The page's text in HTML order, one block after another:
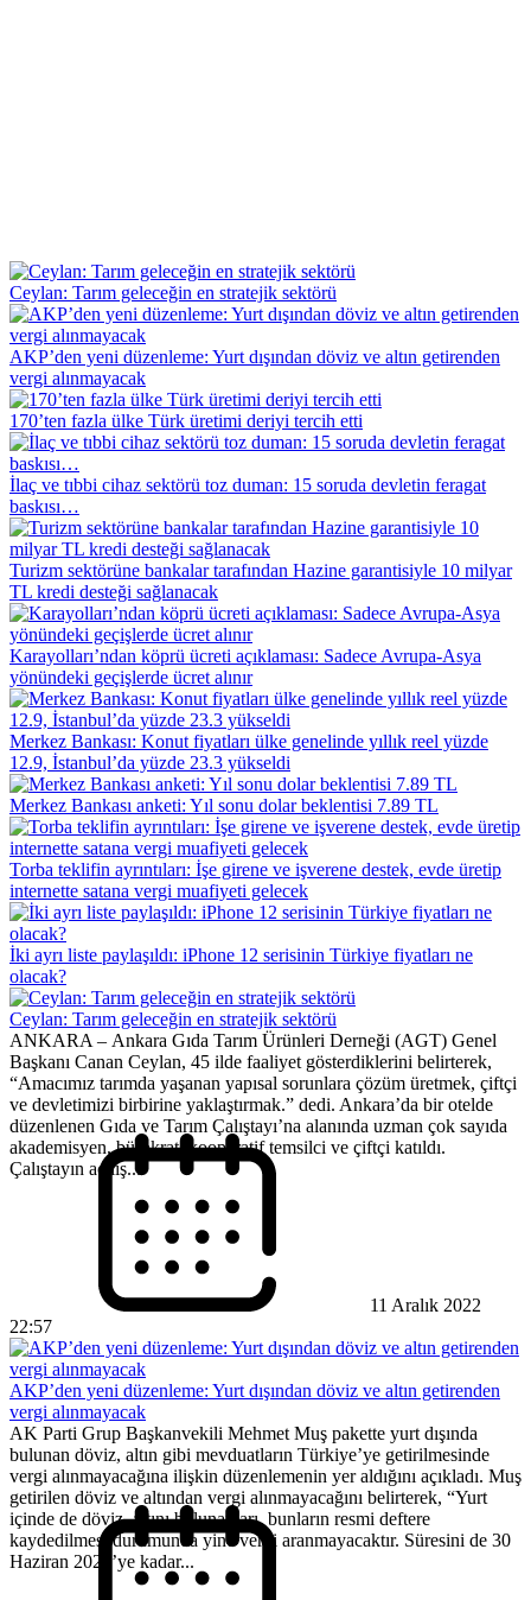
Ceylan: Tarım geleceğin en stratejik sektörü
AKP’den yeni düzenleme: Yurt dışından döviz ve altın getirenden
vergi alınmayacak
170’ten fazla ülke Türk üretimi deriyi tercih etti
İlaç ve tıbbi cihaz sektörü toz duman: 15 soruda devletin feragat
baskısı…
Turizm sektörüne bankalar tarafından Hazine garantisiyle 10 milyar
TL kredi desteği sağlanacak
Karayolları’ndan köprü ücreti açıklaması: Sadece Avrupa-Asya
yönündeki geçişlerde ücret alınır
Merkez Bankası: Konut fiyatları ülke genelinde yıllık reel yüzde
12.9, İstanbul’da yüzde 23.3 yükseldi
Merkez Bankası anketi: Yıl sonu dolar beklentisi 7.89 TL
Torba teklifin ayrıntıları: İşe girene ve işverene destek, evde üretip
internette satana vergi muafiyeti gelecek
İki ayrı liste paylaşıldı: iPhone 12 serisinin Türkiye fiyatları ne
olacak?
Ceylan: Tarım geleceğin en stratejik sektörü
ANKARA – Ankara Gıda Tarım Ürünleri Derneği (AGT) Genel
Başkanı Canan Ceylan, 45 ilde faaliyet gösterdiklerini belirterek,
“Amacımız tarımda yaşanan yapısal sorunlara çözüm üretmek, çiftçi
ve devletimizi birbirine yaklaştırmak.” dedi. Ankara’da bir otelde
düzenlenen Gıda ve Tarım Çalıştayı’na alanında uzman çok sayıda
akademisyen, bürokrat, kooperatif temsilci ve çiftçi katıldı.
Çalıştayın açılış...
11 Aralık 2022
22:57
AKP’den yeni düzenleme: Yurt dışından döviz ve altın getirenden
vergi alınmayacak
AK Parti Grup Başkanvekili Mehmet Muş pakette yurt dışında
bulunan döviz, altın gibi mevduatların Türkiye’ye getirilmesinde
vergi alınmayacağına ilişkin düzenlemenin yer aldığını açıkladı. Muş
getirilen döviz ve altından vergi alınmayacağını belirterek, “Yurt
içinde de döviz, altını bulunanları, bunların resmi deftere
kaydedilmesi durumunda yine vergi aranmayacaktır. Süresini de 30
Haziran 2020’ye kadar...